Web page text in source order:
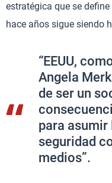
estratégica que se
hace años sigue siendo
“EEUU,
Angela
de ser un
para asumir
seguridad
medios”.